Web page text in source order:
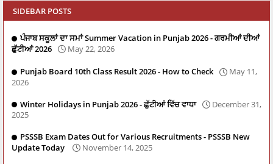
SIDEBAR POSTS
ਪੰਜਾਬ ਸਕੂਲਾਂ ਦਾ ਸਮਾਂ Summer Vacation in Punjab 2026 - ਗਰਮੀਆਂ ਦੀਆਂ
ਛੁੱਟੀਆਂ 2026
May 22, 2026
Punjab Board 10th Class Result 2026 - How to Check
May 11,
2026
Winter Holidays in Punjab 2026 - ਛੁੱਟੀਆਂ ਵਿੱਚ ਵਾਧਾ
December 31,
2025
PSSSB Exam Dates Out for Various Recruitments - PSSSB New
Update Today
November 14, 2025